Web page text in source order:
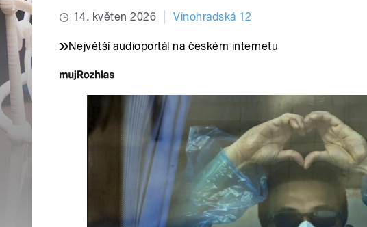
14. květen 2026 Vinohradská 12
Největší audioportál na českém internetu